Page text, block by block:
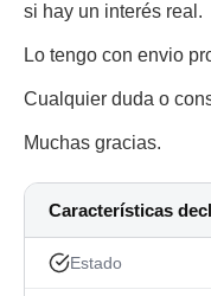
si hay un interés real.
Lo tengo con envio
Cualquier duda o
Muchas gracias.
Características
Estado